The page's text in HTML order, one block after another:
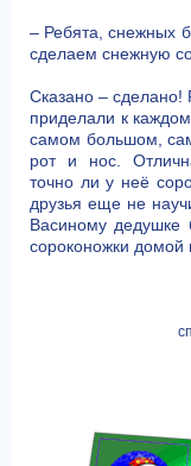
– Ребята, снежных
сделаем снежную
Сказано – сделано!
приделали к
самом большом,
рот и нос.
точно ли у неё
друзья еще не
Васиному дедушке
сороконожки домой